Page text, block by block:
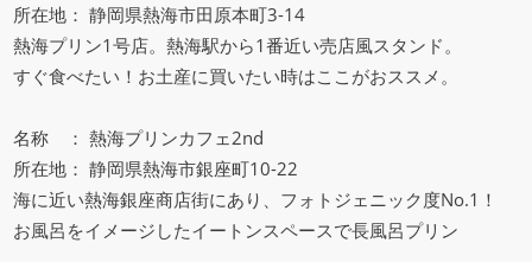
所在地： 静岡県熱海市田原本町3-14
熱海プリン1号店。熱海駅から1番近い売店風スタンド。
すぐ食べたい！お土産に買いたい時はここがおススメ。
名称 ： 熱海プリンカフェ2nd
所在地： 静岡県熱海市銀座町10-22
海に近い熱海銀座商店街にあり、フォトジェニック度No.1！
お風呂をイメージしたイートンスペースで長風呂プリン